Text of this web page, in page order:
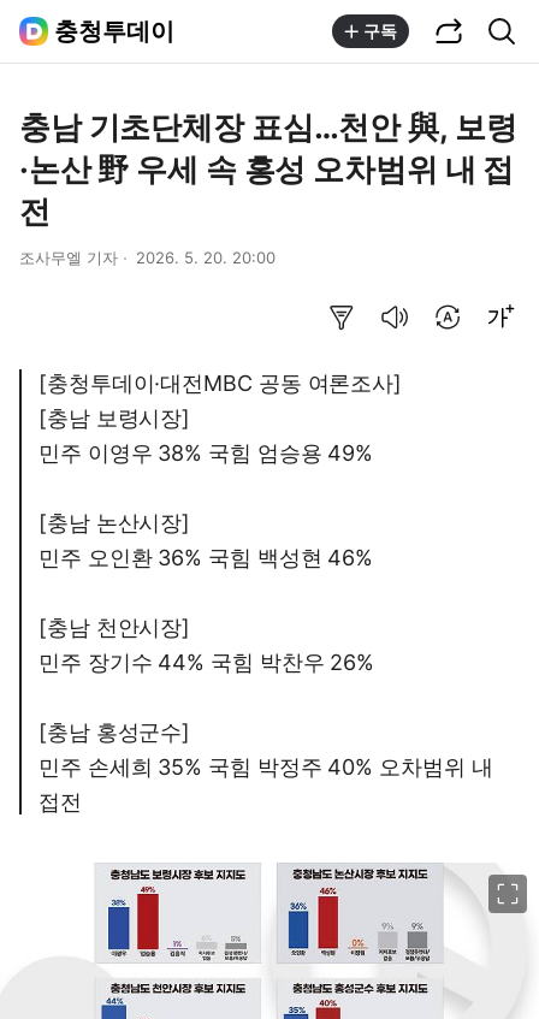
충청투데이 구독
충남 기초단체장 표심…천안 與, 보령
·논산 野 우세 속 홍성 오차범위 내 접
전
조사무엘 기자 2026. 5. 20. 20:00
[충청투데이·대전MBC 공동 여론조사]
[충남 보령시장]
민주 이영우 38% 국힘 엄승용 49%
[충남 논산시장]
민주 오인환 36% 국힘 백성현 46%
[충남 천안시장]
민주 장기수 44% 국힘 박찬우 26%
[충남 홍성군수]
민주 손세희 35% 국힘 박정주 40% 오차범위 내
접전